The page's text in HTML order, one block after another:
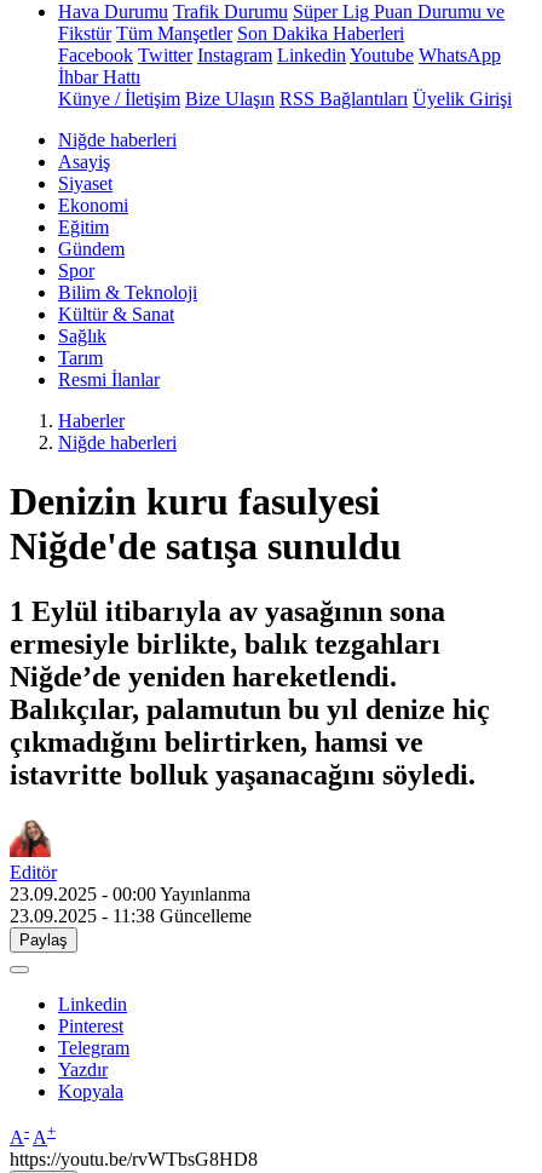
Hava Durumu Trafik Durumu Süper Lig Puan Durumu ve
Fikstür Tüm Manşetler Son Dakika Haberleri
Facebook Twitter Instagram Linkedin Youtube WhatsApp
İhbar Hattı
Künye / İletişim Bize Ulaşın RSS Bağlantıları Üyelik Girişi
Niğde haberleri
Asayiş
Siyaset
Ekonomi
Eğitim
Gündem
Spor
Bilim & Teknoloji
Kültür & Sanat
Sağlık
Tarım
Resmi İlanlar
Haberler
Niğde haberleri
Denizin kuru fasulyesi
Niğde'de satışa sunuldu
1 Eylül itibarıyla av yasağının sona
ermesiyle birlikte, balık tezgahları
Niğde’de yeniden hareketlendi.
Balıkçılar, palamutun bu yıl denize hiç
çıkmadığını belirtirken, hamsi ve
istavritte bolluk yaşanacağını söyledi.
Editör
23.09.2025 - 00:00Yayınlanma
23.09.2025 - 11:38 Güncelleme
Paylaş
Linkedin
Pinterest
Telegram
Yazdır
Kopyala
A- A+
https://youtu.be/rvWTbsG8HD8